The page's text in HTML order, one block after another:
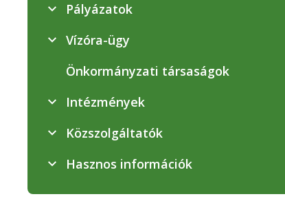
Pályázatok
Vízóra-ügy
Önkormányzati társaságok
Intézmények
Közszolgáltatók
Hasznos információk